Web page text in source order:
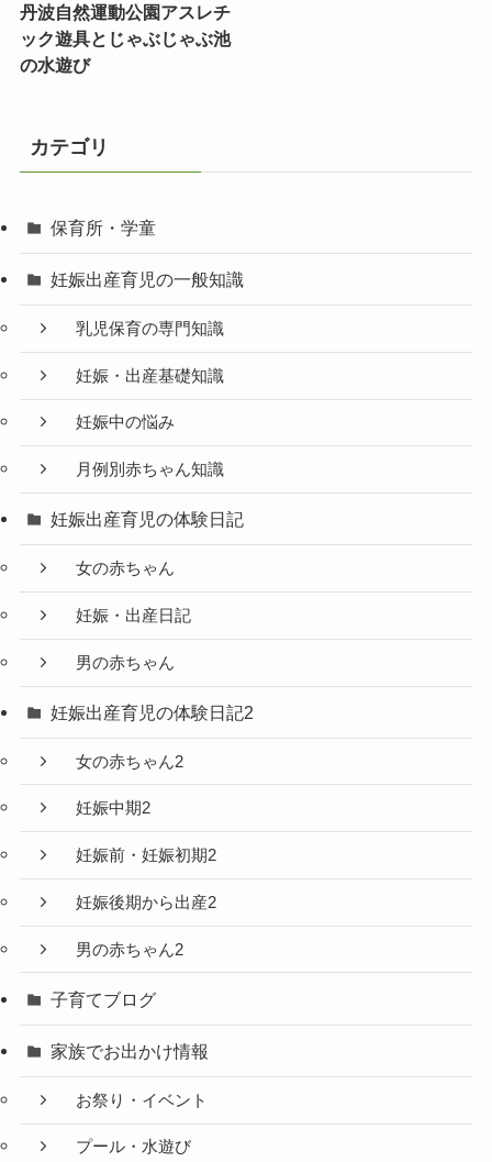
丹波自然運動公園アスレチ
ック遊具とじゃぶじゃぶ池
の水遊び
カテゴリ
保育所・学童
妊娠出産育児の一般知識
乳児保育の専門知識
妊娠・出産基礎知識
妊娠中の悩み
月例別赤ちゃん知識
妊娠出産育児の体験日記
女の赤ちゃん
妊娠・出産日記
男の赤ちゃん
妊娠出産育児の体験日記2
女の赤ちゃん2
妊娠中期2
妊娠前・妊娠初期2
妊娠後期から出産2
男の赤ちゃん2
子育てブログ
家族でお出かけ情報
お祭り・イベント
プール・水遊び